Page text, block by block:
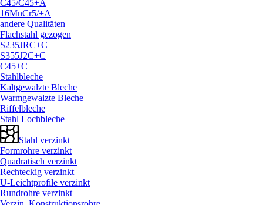
C45/C45+A
16MnCr5/+A
andere Qualitäten
Flachstahl gezogen
S235JRC+C
S355J2C+C
C45+C
Stahlbleche
Kaltgewalzte Bleche
Warmgewalzte Bleche
Riffelbleche
Stahl Lochbleche
Stahl verzinkt
Formrohre verzinkt
Quadratisch verzinkt
Rechteckig verzinkt
U-Leichtprofile verzinkt
Rundrohre verzinkt